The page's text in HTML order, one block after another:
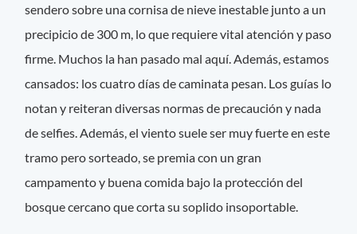
sendero sobre una cornisa de nieve inestable junto a un
precipicio de 300 m, lo que requiere vital atención y paso
firme. Muchos la han pasado mal aquí. Además, estamos
cansados: los cuatro días de caminata pesan. Los guías lo
notan y reiteran diversas normas de precaución y nada
de selfies. Además, el viento suele ser muy fuerte en este
tramo pero sorteado, se premia con un gran
campamento y buena comida bajo la protección del
bosque cercano que corta su soplido insoportable.